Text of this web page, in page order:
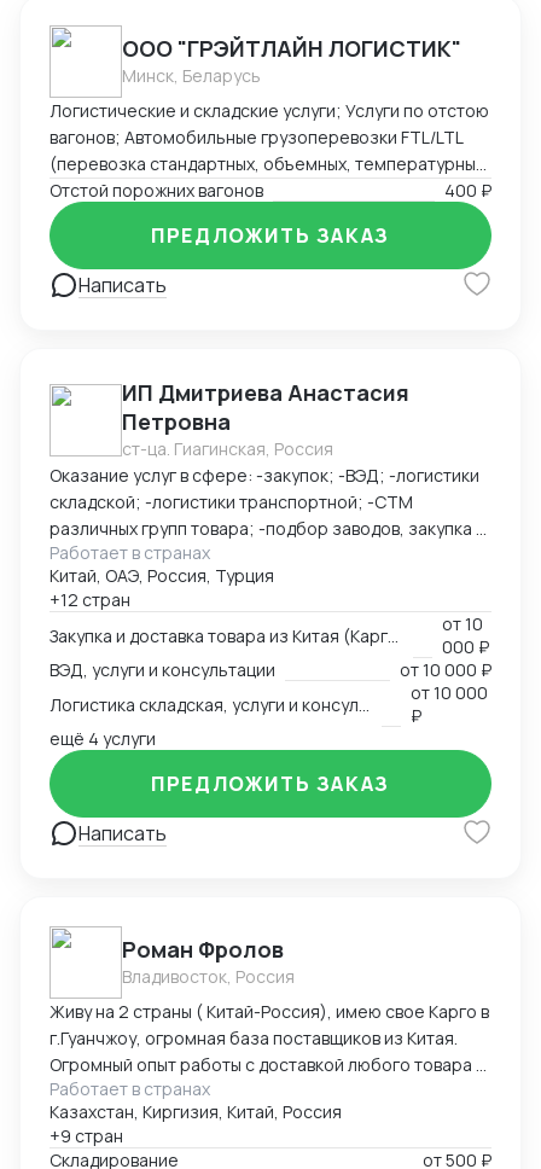
ООО "ГРЭЙТЛАЙН ЛОГИСТИК"
Минск, Беларусь
Логистические и складские услуги; Услуги по отстою
вагонов; Автомобильные грузоперевозки FTL/LTL
(перевозка стандартных, объемных, температурных
и сборных грузов); Железнодорожные перевозки
FCL/LCL — комплексные услуги с гарантией качества
и соблюдением сроков.
Отстой порожних вагонов 400 ₽
Написать
ПРЕДЛОЖИТЬ ЗАКАЗ
ИП Дмитриева Анастасия
Петровна
ст-ца. Гиагинская, Россия
Оказание услуг в сфере: -закупок; -ВЭД; -логистики
складской; -логистики транспортной; -СТМ
различных групп товара; -подбор заводов, закупка и
доставка товара из Китая (КАРГО и Белый ввоз)
Страны с которыми работаю по сей день: Европа,
США, ОАЭ, Турция, Китай, СНГ
Работает в странах
Китай, ОАЭ, Россия, Турция
+12 стран
от10
000 ₽
ВЭД, услуги и консультации
от10 000 ₽
от10 000
₽
ещё 4 услуги
Написать
ПРЕДЛОЖИТЬ ЗАКАЗ
Роман Фролов
Владивосток, Россия
Живу на 2 страны ( Китай-Россия), имею свое Карго в
г.Гуанчжоу, огромная база поставщиков из Китая.
Огромный опыт работы с доставкой любого товара в
Страны Средней Азии. Поиск, выкуп, валюта, обмен,
инспекция.
Работает в странах
Казахстан, Киргизия, Китай, Россия
+9 стран
Складирование
от500 ₽